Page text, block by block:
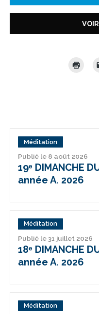
Méditation
Publié le 8 août 2026
19ᵉ DIMANCHE
année A. 2026
Méditation
Publié le 31 juillet 2026
18ᵉ DIMANCHE
année A. 2026
Méditation